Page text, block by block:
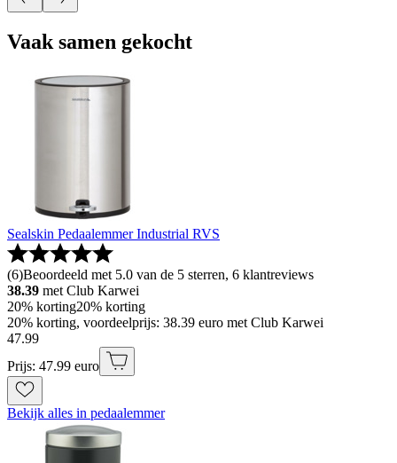
Vaak samen gekocht
Sealskin Pedaalemmer Industrial RVS
(6)Beoordeeld met 5.0 van de 5 sterren, 6 klantreviews
38.39 met Club Karwei
20% korting20% korting
20% korting, voordeelprijs: 38.39 euro met Club Karwei
47.99
Prijs: 47.99 euro
Bekijk alles in pedaalemmer